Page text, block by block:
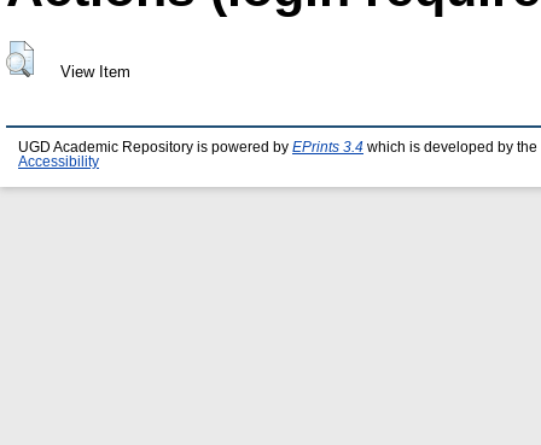
View Item
UGD Academic Repository is powered by EPrints 3.4 which is developed by the
Accessibility